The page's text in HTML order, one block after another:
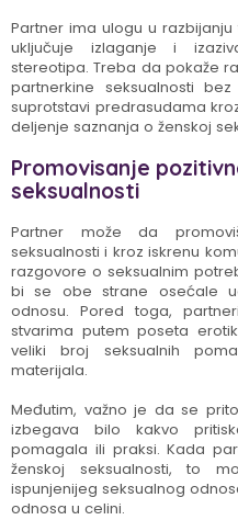
Partner ima ulogu u
uključuje izlaganje i
stereotipa. Treba da pokaže
partnerkine seksualnosti
suprotstavi predrasudama
deljenje saznanja o ženskoj
Promovisanje
seksualnosti
Partner može da
seksualnosti i kroz iskrenu
razgovore o seksualnim
bi se obe strane osećale
odnosu. Pored toga,
stvarima putem poseta
veliki broj seksualnih
materijala.
Međutim, važno je da se
izbegava bilo kakvo
pomagala ili praksi. Kada
ženskoj seksualnosti, to
ispunjenijeg seksualnog
odnosa u celini.